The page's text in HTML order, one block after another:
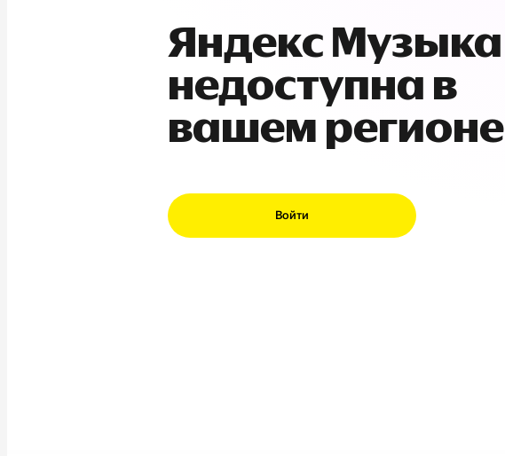
Яндекс Музыка
недоступна в
вашем регионе
Войти